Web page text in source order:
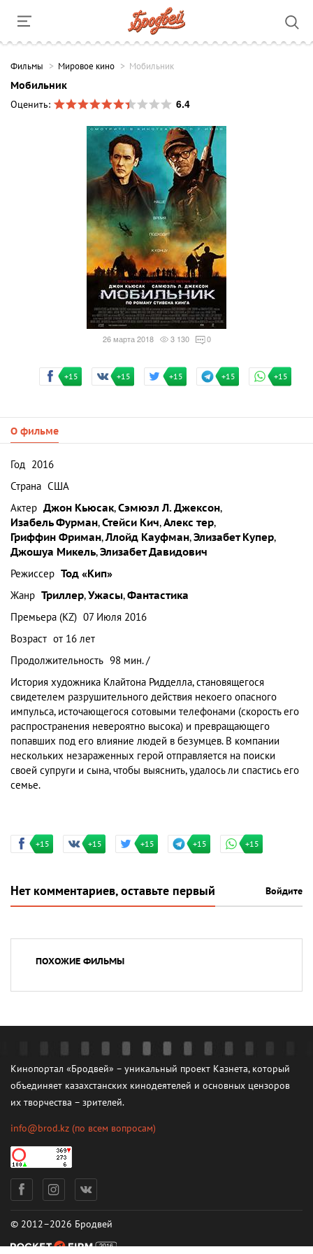
Фильмы Мировое кино Мобильник
Мобильник
Оценить:
6.4
26 марта 2018 3 130 0
+15 +15 +15 +15 +15
О фильме
Год 2016
Страна США
Актер Джон Кьюсак,Сэмюэл Л. Джексон,
Изабель Фурман,Стейси Кич,Алекс тер,
Гриффин Фриман,Ллойд Кауфман,Элизабет Купер,
Джошуа Микель,Элизабет Давидович
Режиссер Тод «Кип»
Жанр Триллер,Ужасы,Фантастика
Премьера (KZ) 07 Июля 2016
Возраст от 16 лет
Продолжительность 98 мин. /
История художника Клайтона Ридделла, становящегося
свидетелем разрушительного действия некоего опасного
импульса, источающегося сотовыми телефонами (скорость его
распространения невероятно высока) и превращающего
попавших под его влияние людей в безумцев. В компании
нескольких незараженных герой отправляется на поиски
своей супруги и сына, чтобы выяснить, удалось ли спастись его
семье.
+15 +15 +15 +15 +15
Нет комментариев, оставьте первый Войдите
ПОХОЖИЕ ФИЛЬМЫ
Кинопортал «Бродвей» – уникальный проект Казнета, который
объединяет казахстанских кинодеятелей и основных цензоров
их творчества – зрителей.
info@brod.kz (по всем вопросам)
© 2012–2026 Бродвей